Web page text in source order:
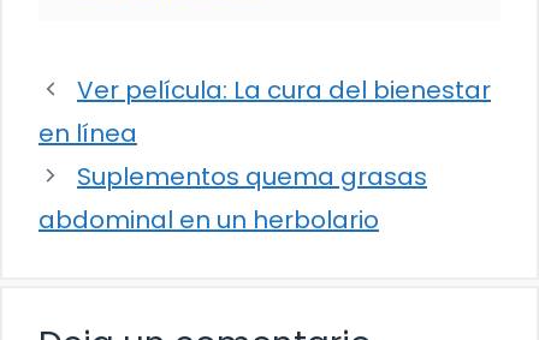
Ver película: La cura del bienestar
en línea
Suplementos quema grasas
abdominal en un herbolario